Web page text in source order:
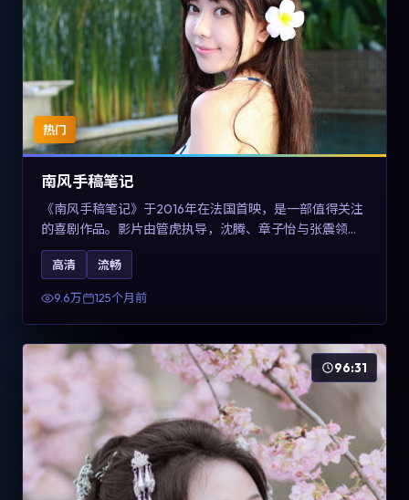
热门
南风手稿笔记
《南风手稿笔记》于2016年在法国首映，是一部值得关注
的喜剧作品。影片由管虎执导，沈腾、章子怡与张震领衔
出演。剧情通过回忆与现实交错呈现记忆的可塑性，整体
完成度高，适合希望了解法国喜剧类型创作的观众在线观
高清 流畅
9.6万 125个月前
96:31